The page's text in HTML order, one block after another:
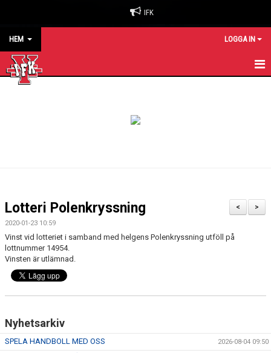
IFK
HEM LOGGA IN
KALENDER
KONTAKT
SPONSORER
>
<
Lotteri Polenkryssning
2020-01-23 10:59
Vinst vid lotteriet i samband med helgens Polenkryssning utföll på
lottnummer 14954.
Vinsten är utlämnad.
Nyhetsarkiv
SPELA HANDBOLL MED OSS 2026-08-04 09:50